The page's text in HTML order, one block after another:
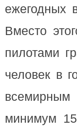
ежегодных
Вместо
пилотами
человек в
всемирным
минимум